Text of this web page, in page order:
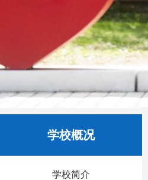
学校概况
学校简介